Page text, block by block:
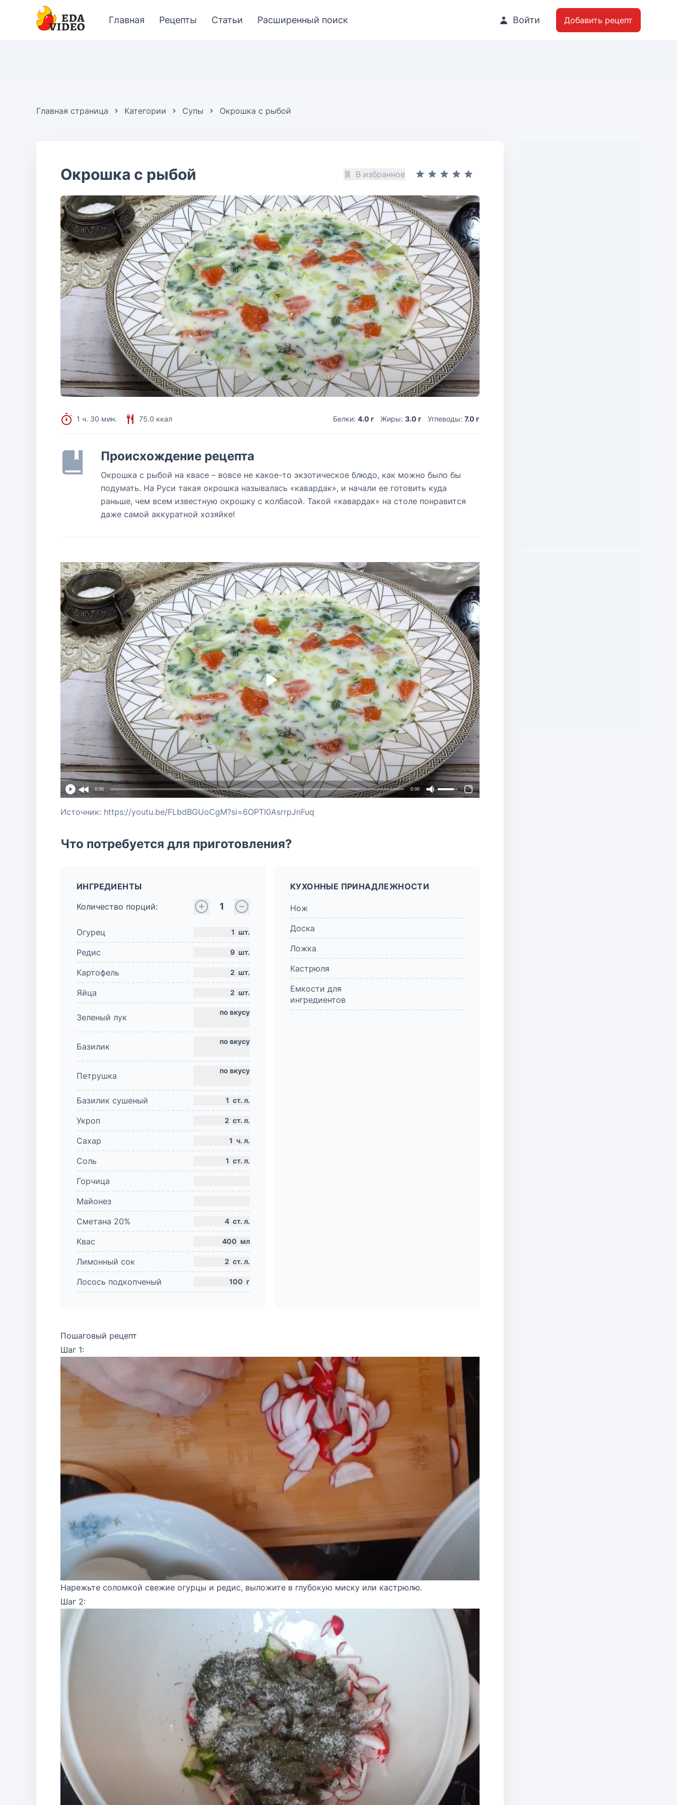
Главная Рецепты Статьи Расширенный поиск Войти Добавить рецепт
Главная страница Категории Супы Окрошка с рыбой
Окрошка с рыбой В избранное
1 ч. 30 мин. 75.0 ккал Белки: 4.0 г Жиры: 3.0 г Углеводы: 7.0 г
Происхождение рецепта
Окрошка с рыбой на квасе – вовсе не какое-то экзотическое блюдо, как можно было бы
подумать. На Руси такая окрошка называлась «кавардак», и начали ее готовить куда
раньше, чем всем известную окрошку с колбасой. Такой «кавардак» на столе понравится
даже самой аккуратной хозяйке!
0:00 0:00
Источник: https://youtu.be/FLbdBGUoCgM?si=6OPTI0AsrrpJnFuq
Что потребуется для приготовления?
ИНГРЕДИЕНТЫ
Количество порций:
1
Огурец 1 шт.
Редис 9 шт.
Картофель 2 шт.
Яйца 2 шт.
Зеленый лук
Базилик
Петрушка
Базилик сушеный 1 ст. л.
Укроп 2 ст. л.
Сахар 1 ч. л.
Соль 1 ст. л.
Горчица
Майонез
Сметана 20%
4 ст. л.
Квас 400 мл
Лимонный сок 2 ст. л.
Лосось подкопченый 100 г
КУХОННЫЕ ПРИНАДЛЕЖНОСТИ
Нож
Доска
Ложка
Кастрюля
Емкости для
ингредиентов
Пошаговый рецепт
Шаг 1:
Нарежьте соломкой свежие огурцы и редис, выложите в глубокую миску или кастрюлю.
Шаг 2: